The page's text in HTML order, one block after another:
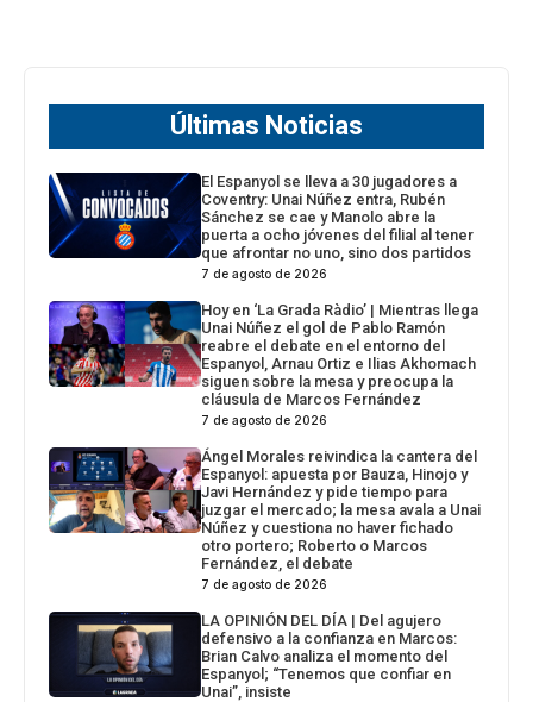
Últimas Noticias
El Espanyol se lleva a 30 jugadores a
Coventry: Unai Núñez entra, Rubén
Sánchez se cae y Manolo abre la
puerta a ocho jóvenes del filial al tener
que afrontar no uno, sino dos partidos
7 de agosto de 2026
Hoy en ‘La Grada Ràdio’ | Mientras llega
Unai Núñez el gol de Pablo Ramón
reabre el debate en el entorno del
Espanyol, Arnau Ortiz e Ilias Akhomach
siguen sobre la mesa y preocupa la
cláusula de Marcos Fernández
7 de agosto de 2026
Ángel Morales reivindica la cantera del
Espanyol: apuesta por Bauza, Hinojo y
Javi Hernández y pide tiempo para
juzgar el mercado; la mesa avala a Unai
Núñez y cuestiona no haver fichado
otro portero; Roberto o Marcos
Fernández, el debate
7 de agosto de 2026
LA OPINIÓN DEL DÍA | Del agujero
defensivo a la confianza en Marcos:
Brian Calvo analiza el momento del
Espanyol; “Tenemos que confiar en
Unai”, insiste